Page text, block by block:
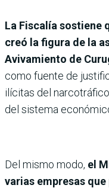
La Fiscalía sostiene
creó la figura de la
Avivamiento de
como fuente de
ilícitas del
del sistema
Del mismo modo, el
varias empresas